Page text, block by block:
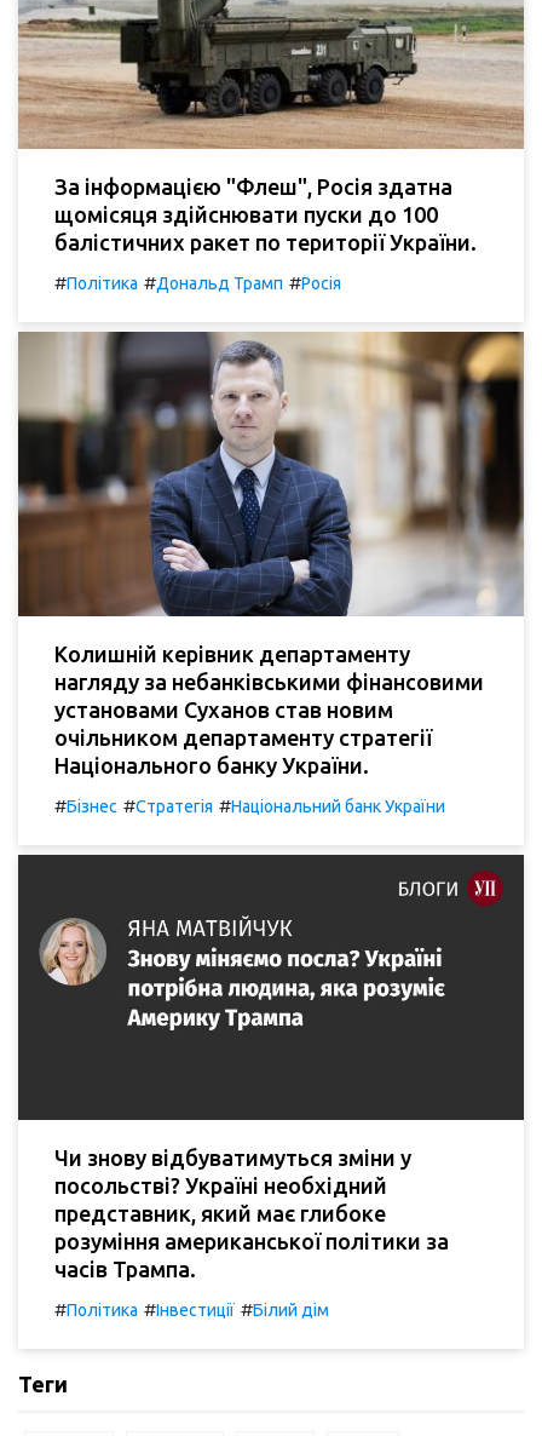
За інформацією "Флеш", Росія здатна
щомісяця здійснювати пуски до 100
балістичних ракет по території України.
#Політика #Дональд Трамп #Росія
Колишній керівник департаменту
нагляду за небанківськими фінансовими
установами Суханов став новим
очільником департаменту стратегії
Національного банку України.
#Бізнес #Стратегія #Національний банк України
Чи знову відбуватимуться зміни у
посольстві? Україні необхідний
представник, який має глибоке
розуміння американської політики за
часів Трампа.
#Політика #Інвестиції #Білий дім
Теги